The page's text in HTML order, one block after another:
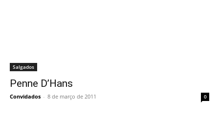
Salgados
Penne D’Hans
Convidados - 8 de março de 2011 0